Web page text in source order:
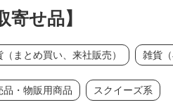
寄せ品】
（まとめ買い、来社販売） 雑貨（
品・物販用商品 スクイーズ系